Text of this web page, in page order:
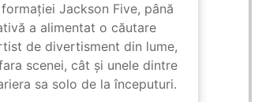
Jackson Five, până
a alimentat o căutare
de divertisment din lume,
scenei, cât și unele dintre
sa solo de la începuturi.